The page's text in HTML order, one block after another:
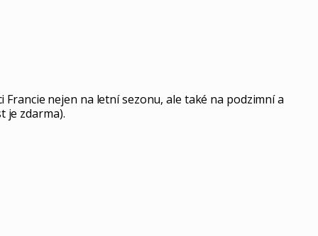
nejen na letní sezonu, ale také na podzimní a
je zdarma).